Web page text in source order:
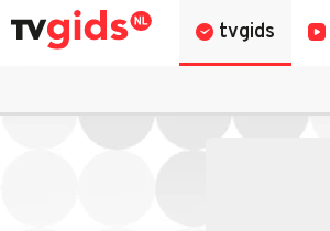
tvgids